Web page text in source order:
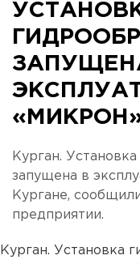
Курган.
запущена в
Кургане,
предприятии.
Курган. Установка